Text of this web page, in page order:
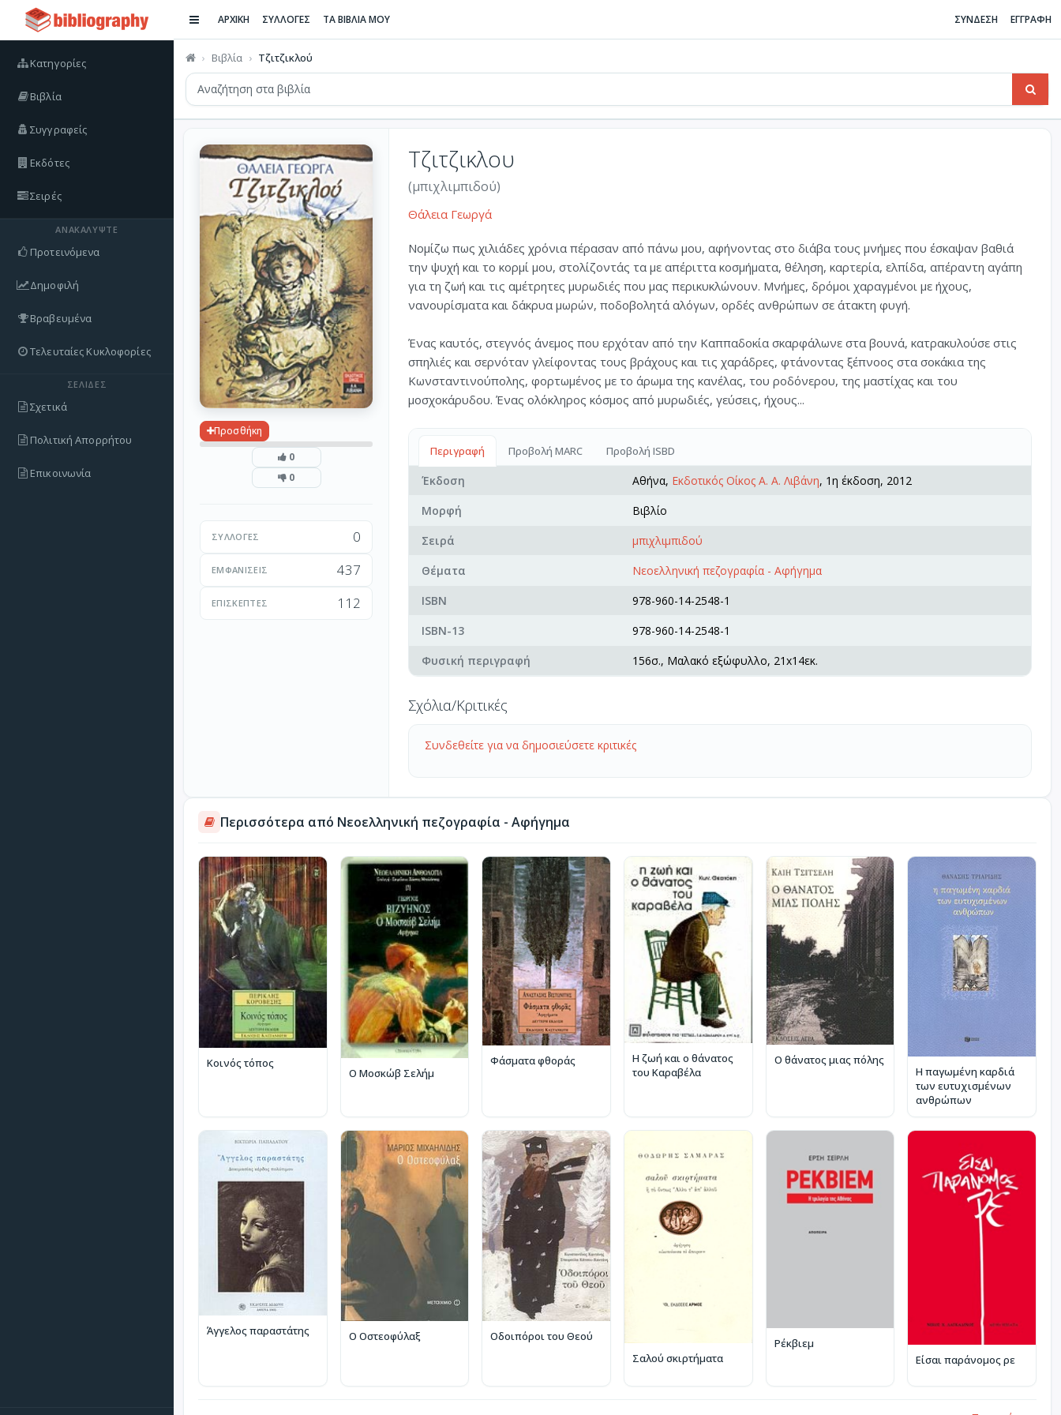
Κατηγορίες
Βιβλία
Συγγραφείς
Εκδότες
Σειρές
ΑΝΑΚΑΛΎΨΤΕ
Προτεινόμενα
Δημοφιλή
Βραβευμένα
Τελευταίες Κυκλοφορίες
ΣΕΛΊΔΕΣ
Σχετικά
Πολιτική Απορρήτου
Επικοινωνία
ΑΡΧΙΚΗ ΣΥΛΛΟΓΕΣ ΤΑ ΒΙΒΛΙΑ ΜΟΥ ΣΥΝΔΕΣΗ ΕΓΓΡΑΦΗ
Βιβλία Τζιτζικλού
Προσθήκη
0
0
ΣΥΛΛΟΓΈΣ 0
ΕΜΦΑΝΊΣΕΙΣ 437
ΕΠΙΣΚΈΠΤΕΣ 112
Τζιτζικλου
(μπιχλιμπιδού)
Θάλεια Γεωργά
Νοµίζω πως χιλιάδες χρόνια πέρασαν από πάνω µου, αφήνοντας στο διάβα τους µνήµες που έσκαψαν βαθιά
την ψυχή και το κορµί µου, στολίζοντάς τα µε απέριττα κοσµήµατα, θέληση, καρτερία, ελπίδα, απέραντη αγάπη
για τη ζωή και τις αµέτρητες µυρωδιές που µας περικυκλώνουν. Μνήµες, δρόµοι χαραγµένοι µε ήχους,
νανουρίσµατα και δάκρυα µωρών, ποδοβολητά αλόγων, ορδές ανθρώπων σε άτακτη φυγή.
Ένας καυτός, στεγνός άνεµος που ερχόταν από την Καππαδοκία σκαρφάλωνε στα βουνά, κατρακυλούσε στις
σπηλιές και σερνόταν γλείφοντας τους βράχους και τις χαράδρες, φτάνοντας ξέπνοος στα σοκάκια της
Κωνσταντινούπολης, φορτωµένος µε το άρωµα της κανέλας, του ροδόνερου, της µαστίχας και του
µοσχοκάρυδου. Ένας ολόκληρος κόσµος από µυρωδιές, γεύσεις, ήχους...
Περιγραφή Προβολή MARC Προβολή ISBD
Έκδοση Αθήνα, Εκδοτικός Οίκος Α. Α. Λιβάνη, 1η έκδοση, 2012
Μορφή
Βιβλίο
Σειρά
μπιχλιμπιδού
Θέματα
Νεοελληνική πεζογραφία - Αφήγημα
ISBN
978-960-14-2548-1
ISBN-13
978-960-14-2548-1
Φυσική περιγραφή
156σ., Μαλακό εξώφυλλο, 21x14εκ.
Σχόλια/Κριτικές
Συνδεθείτε για να δημοσιεύσετε κριτικές
Περισσότερα από Νεοελληνική πεζογραφία - Αφήγημα
Κοινός τόπος
Ο Μοσκώβ Σελήμ
Φάσματα φθοράς
Η ζωή και ο θάνατος
του Καραβέλα
Ο θάνατος μιας πόλης
Η παγωμένη καρδιά
των ευτυχισμένων
ανθρώπων
Άγγελος παραστάτης Ο Οστεοφύλαξ
Οδοιπόροι του Θεού
Σαλού σκιρτήματα
Ρέκβιεμ
Είσαι παράνομος ρε